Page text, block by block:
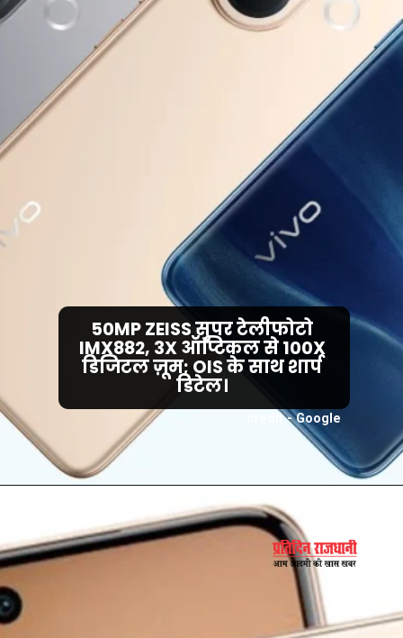
credit - Google
50MP ZEISS सुपर टेलीफोटो
IMX882, 3X ऑप्टिकल से 100X
डिजिटल ज़ूम; OIS के साथ शार्प
डिटेल।